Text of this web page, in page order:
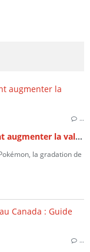
…
Gradation des cartes Pokémon : comment augmenter la valeur de sa collection ?
la gradation de
…